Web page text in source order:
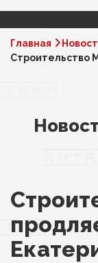
Главная
Строительство